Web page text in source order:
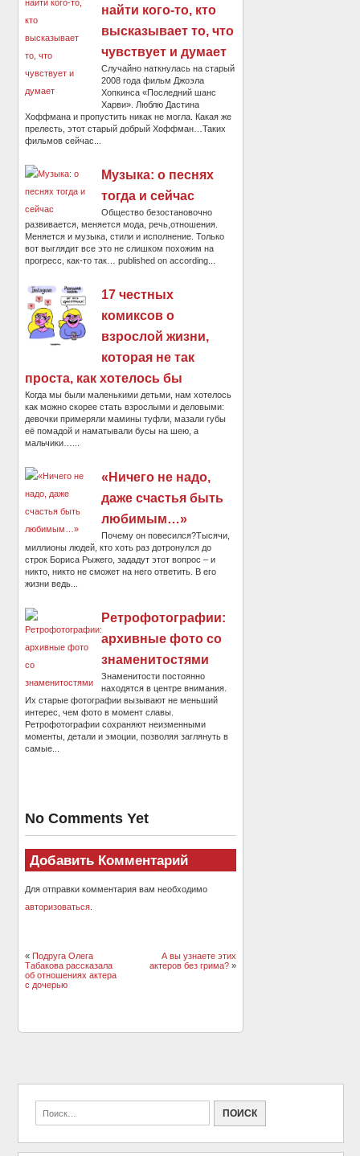
найти кого-то, кто
высказывает то, что
чувствует и думает
Случайно наткнулась на старый
2008 года фильм Джоэла
Хопкинса «Последний шанс
Харви». Люблю Дастина
Хоффмана и пропустить никак не могла. Какая же
прелесть, этот старый добрый Хоффман…Таких
фильмов сейчас...
Музыка: о песнях
тогда и сейчас
Общество безостановочно
развивается, меняется мода, речь,отношения.
Меняется и музыка, стили и исполнение. Только
вот выглядит все это не слишком похожим на
прогресс, как-то так… published on according...
17 честных
комиксов о
взрослой жизни,
которая не так
проста, как хотелось бы
Когда мы были маленькими детьми, нам хотелось
как можно скорее стать взрослыми и деловыми:
девочки примеряли мамины туфли, мазали губы
её помадой и наматывали бусы на шею, а
мальчики…...
«Ничего не надо,
даже счастья быть
любимым…»
Почему он повесился?Тысячи,
миллионы людей, кто хоть раз дотронулся до
строк Бориса Рыжего, зададут этот вопрос – и
никто, никто не сможет на него ответить. В его
жизни ведь...
Ретрофотографии:
архивные фото со
знаменитостями
Знаменитости постоянно
находятся в центре внимания.
Их старые фотографии вызывают не меньший
интерес, чем фото в момент славы.
Ретрофотографии сохраняют неизменными
моменты, детали и эмоции, позволяя заглянуть в
самые...
No Comments Yet
Добавить Комментарий
Для отправки комментария вам необходимо
авторизоваться.
« Подруга Олега
Табакова рассказала
об отношениях актера
с дочерью
А вы узнаете этих
актеров без грима?»